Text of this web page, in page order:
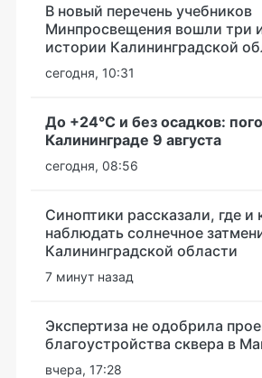
В новый перечень учебников
Минпросвещения вошли три
истории Калининградской
сегодня, 10:31
До +24°С и без осадков:
Калининграде 9 августа
сегодня, 08:56
Синоптики рассказали, где и
наблюдать солнечное
Калининградской области
7 минут назад
Экспертиза не одобрила
благоустройства сквера в
вчера, 17:28